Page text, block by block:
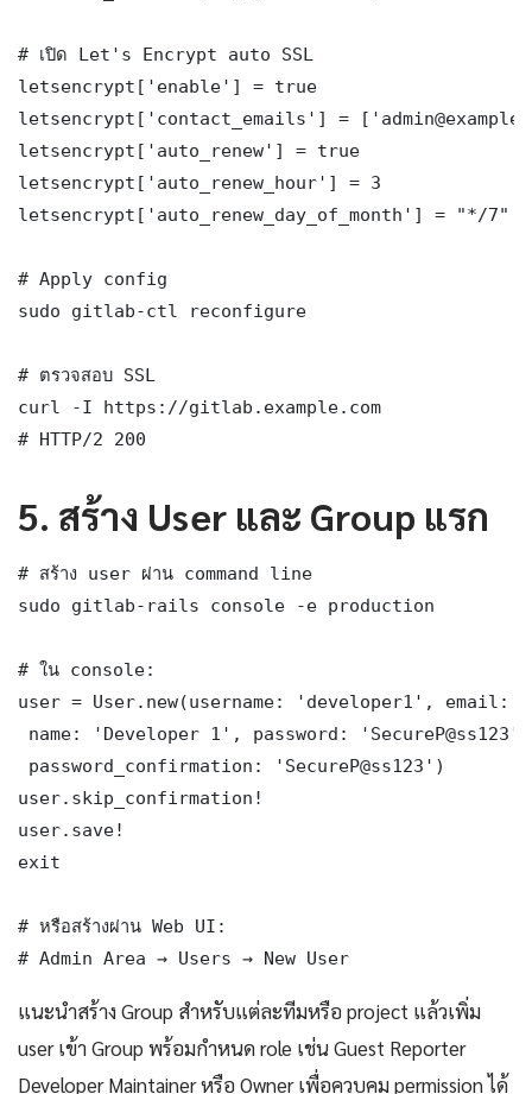
# เปิด Let's Encrypt auto SSL
letsencrypt['enable'] = true
letsencrypt['contact_emails'] =
letsencrypt['auto_renew'] = true
letsencrypt['auto_renew_hour'] = 3
letsencrypt['auto_renew_day_of_month'] = "*/7"
# Apply config
sudo gitlab-ctl reconfigure
# ตรวจสอบ SSL
curl -I https://gitlab.example.com
# HTTP/2 200
5. สร้าง User และ Group แรก
# สร้าง user ผ่าน command line
sudo gitlab-rails console -e production
# ใน console:
user = User.new(username: 'developer1', email:
name: 'Developer 1', password: 'SecureP@ss123'
password_confirmation: 'SecureP@ss123')
user.skip_confirmation!
user.save!
exit
# หรือสร้างผ่าน Web UI:
# Admin Area → Users → New User
แนะนำสร้าง Group สำหรับแต่ละทีมหรือ project แล้วเพิ่ม
user เข้า Group พร้อมกำหนด role เช่น Guest Reporter
Developer Maintainer หรือ Owner เพื่อควบคุม permission ได้